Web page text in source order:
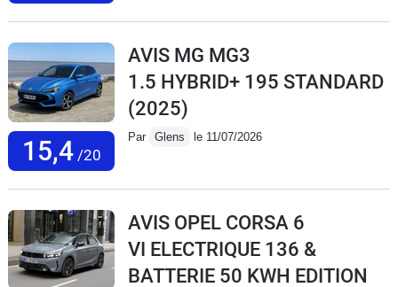
15,4/20
AVIS MG MG3
1.5 HYBRID+ 195 STANDARD
(2025)
Par Glens le 11/07/2026
AVIS OPEL CORSA 6
VI ELECTRIQUE 136 &
BATTERIE 50 KWH EDITION